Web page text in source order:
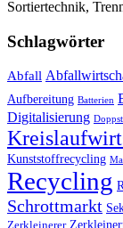
Sortiertechnik,
Schlagwörter
Abfall
Aufbereitung Batterien
Digitalisierung
Kunststoffrecycling
Recycling
Schrottmarkt